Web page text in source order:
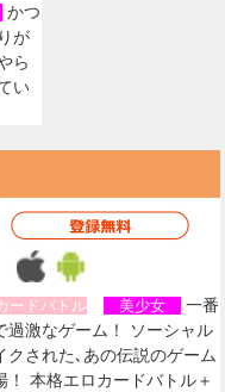
かつ
が
ら
い
ードバトル 美少女
一番
過激なゲーム！ ソーシャル
クされた､あの伝説のゲーム
！ 本格エロカードバトル＋